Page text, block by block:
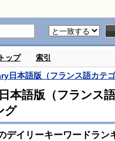
ップ 索引
日本語版（フランス語カテゴ
本語版（フランス
グ
デイリーキーワードラン